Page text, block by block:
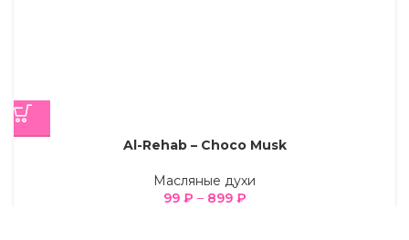
Al-Rehab – Choco Musk
Масляные духи
99 ₽ – 899 ₽